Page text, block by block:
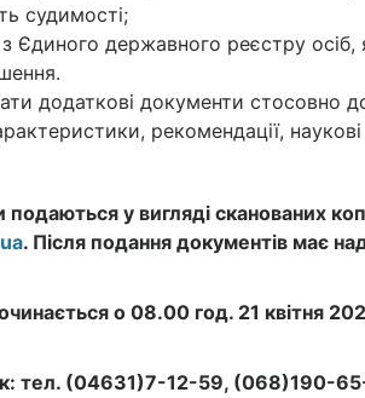
судимості;
Єдиного державного реєстру осіб,
додаткові документи стосовно
рекомендації, наукові
у вигляді сканованих
. Після подання документів має
о 08.00 год. 21 квітня
тел. (04631)7-12-59, (068)190-